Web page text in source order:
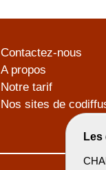
Contactez-nous
A propos
Notre tarif
Nos sites de